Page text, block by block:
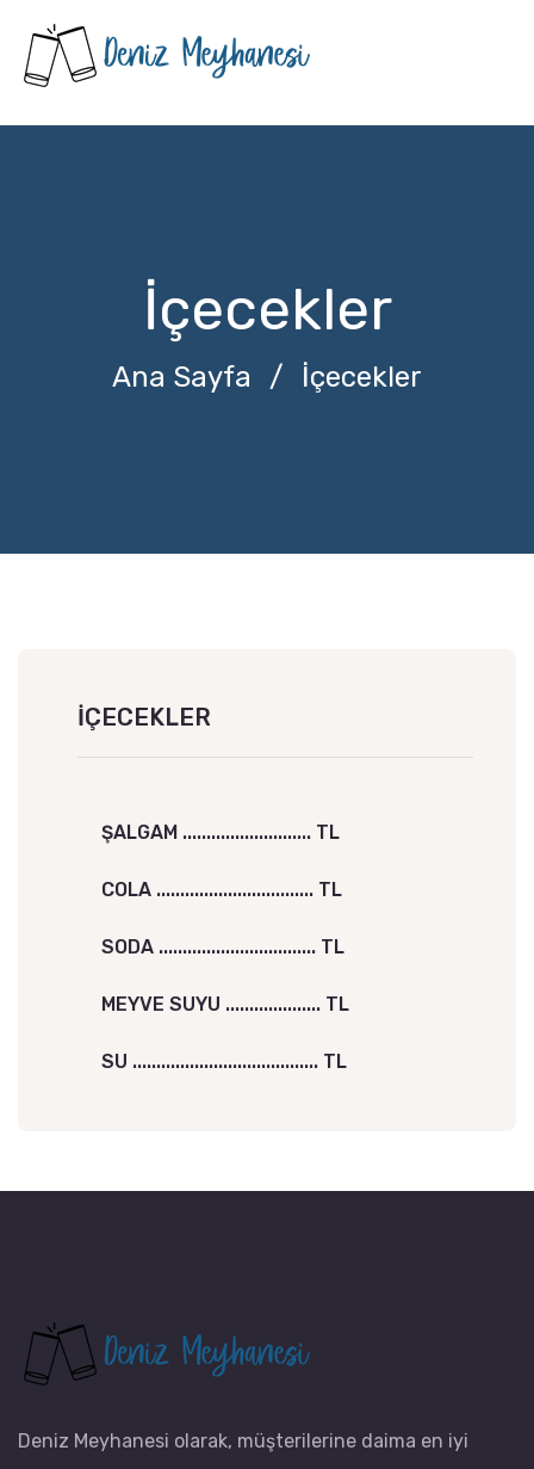
İçecekler
Ana Sayfa / İçecekler
İÇECEKLER
ŞALGAM ........................... TL
COLA ................................. TL
SODA ................................. TL
MEYVE SUYU .................... TL
SU ....................................... TL
Deniz Meyhanesi olarak, müşterilerine daima en iyi